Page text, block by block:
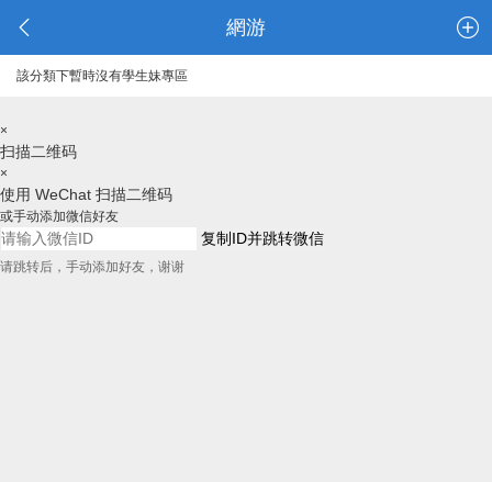
網游
該分類下暫時沒有學生妹專區
×
扫描二维码
×
使用 WeChat 扫描二维码
或手动添加微信好友
复制ID并跳转微信
请跳转后，手动添加好友，谢谢